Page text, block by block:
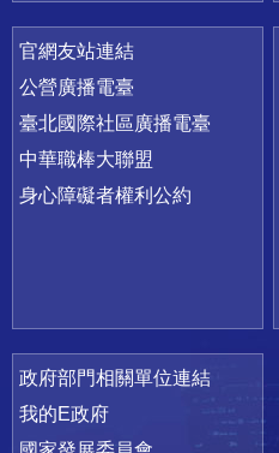
官網友站連結
公營廣播電臺
臺北國際社區廣播電臺
中華職棒大聯盟
身心障礙者權利公約
政府部門相關單位連結
我的E政府